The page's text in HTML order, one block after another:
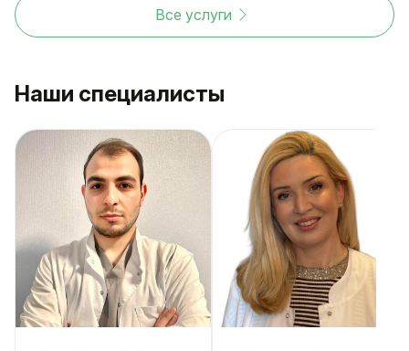
Все услуги
Наши специалисты